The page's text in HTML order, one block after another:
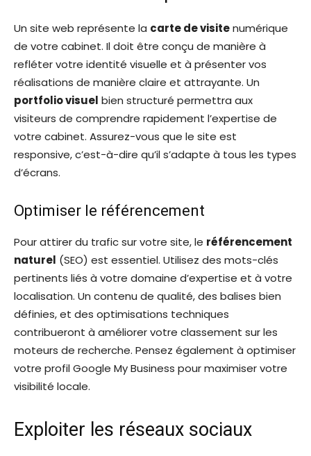
Un site web représente la carte de visitenumérique
de votre cabinet. Il doit être conçu de manière à
refléter votre identité visuelle et à présenter vos
réalisations de manière claire et attrayante. Un
portfolio visuel bien structuré permettra aux
visiteurs de comprendre rapidement l’expertise de
votre cabinet. Assurez-vous que le site est
responsive, c’est-à-dire qu’il s’adapte à tous les types
d’écrans.
Optimiser le référencement
Pour attirer du trafic sur votre site, le référencement
naturel (SEO) est essentiel. Utilisez des mots-clés
pertinents liés à votre domaine d’expertise et à votre
localisation. Un contenu de qualité, des balises bien
définies, et des optimisations techniques
contribueront à améliorer votre classement sur les
moteurs de recherche. Pensez également à optimiser
votre profil Google My Business pour maximiser votre
visibilité locale.
Exploiter les réseaux sociaux